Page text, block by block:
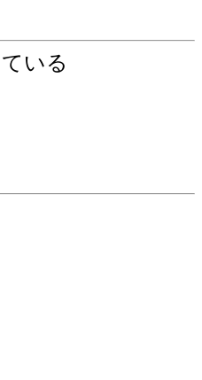
ている